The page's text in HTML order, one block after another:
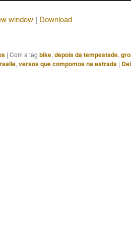
window | Download
| Com a tag bike, depois da tempestade,
, versos que compomos na estrada |